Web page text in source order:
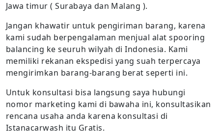
Jawa timur ( Surabaya dan Malang ).
Jangan khawatir untuk pengiriman barang, karena
kami sudah berpengalaman menjual alat spooring
balancing ke seuruh wilyah di Indonesia. Kami
memiliki rekanan ekspedisi yang suah terpercaya
mengirimkan barang-barang berat seperti ini.
Untuk konsultasi bisa langsung saya hubungi
nomor marketing kami di bawaha ini, konsultasikan
rencana usaha anda karena konsultasi di
Istanacarwash itu Gratis.